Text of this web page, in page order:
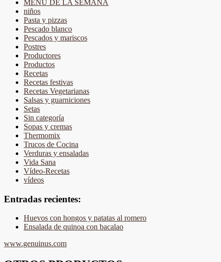
MENÚ DE LA SEMANA
niños
Pasta y pizzas
Pescado blanco
Pescados y mariscos
Postres
Productores
Productos
Recetas
Recetas festivas
Recetas Vegetarianas
Salsas y guarniciones
Setas
Sin categoría
Sopas y cremas
Thermomix
Trucos de Cocina
Verduras y ensaladas
Vida Sana
Vídeo-Recetas
vídeos
Entradas recientes:
Huevos con hongos y patatas al romero
Ensalada de quinoa con bacalao
www.genuinus.com